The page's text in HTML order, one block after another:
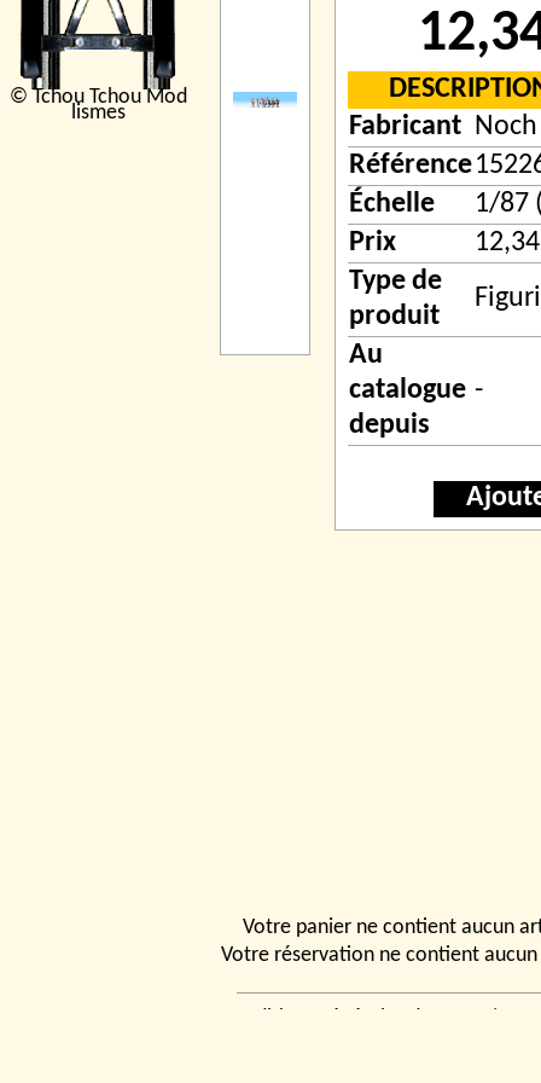
© Tchou Tchou Mod
lismes
Fabricant Noch
Référence
Échelle
1/87
Prix
Type de
produit
Au
catalogue
depuis
-
Votre panier ne contient aucun
Votre réservation ne contient